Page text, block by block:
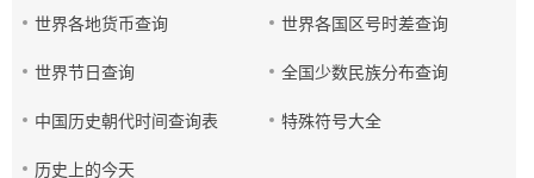
世界各地货币查询 世界各国区号时差查询
世界节日查询 全国少数民族分布查询
中国历史朝代时间查询表 特殊符号大全
历史上的今天